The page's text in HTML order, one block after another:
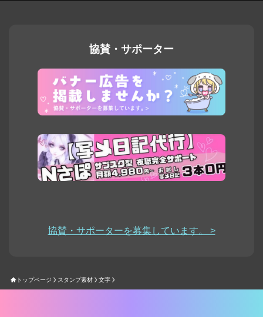
協賛・サポーター
協賛・サポーターを募集しています。 >
トップページ スタンプ素材 文字